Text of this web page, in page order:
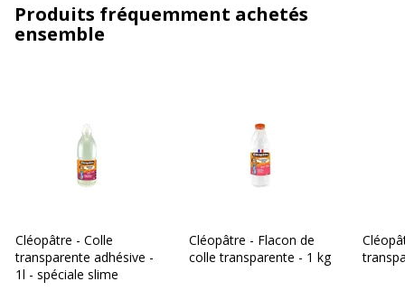
Produits fréquemment achetés
ensemble
Cléopâtre - Colle
transparente adhésive -
1l - spéciale slime
Cléopâtre - Flacon de
colle transparente - 1 kg